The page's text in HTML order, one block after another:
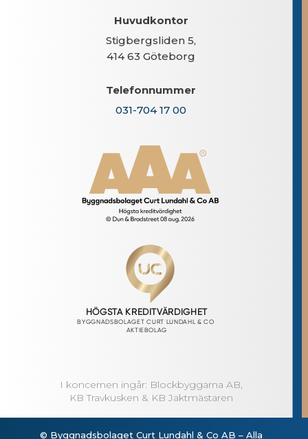
Huvudkontor
Stigbergsliden 5,
414 63 Göteborg
Telefonnummer
031-704 17 00
I koncernen ingår: Blockbyggarna AB,
KB Travkusken & KB Jaktmästaren
© Byggnadsbolaget Curt Lundahl & Co AB – Alla